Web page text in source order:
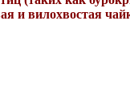
и вилохвостая